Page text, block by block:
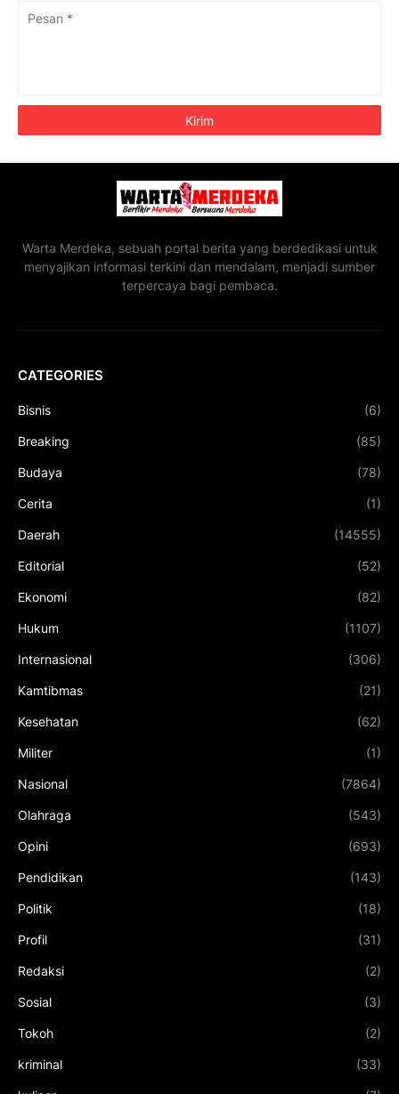
Warta Merdeka, sebuah portal berita yang berdedikasi untuk
menyajikan informasi terkini dan mendalam, menjadi sumber
terpercaya bagi pembaca.
CATEGORIES
Bisnis (6)
Breaking (85)
Budaya (78)
Cerita (1)
Daerah (14555)
Editorial (52)
Ekonomi (82)
Hukum (1107)
Internasional (306)
Kamtibmas (21)
Kesehatan (62)
Militer (1)
Nasional (7864)
Olahraga (543)
Opini (693)
Pendidikan (143)
Politik (18)
Profil (31)
Redaksi (2)
Sosial (3)
Tokoh (2)
kriminal (33)